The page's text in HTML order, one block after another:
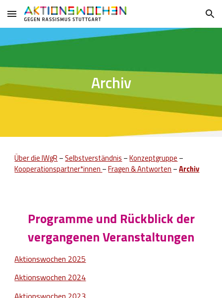
Skip to main content Skip to navigation
Archiv
Über die IWgR –Selbstverständnis –Konzeptgruppe –
Kooperationspartner*innen –Fragen & Antworten –Archiv
Programme und Rückblick der
vergangenen Veranstaltungen
Aktionswochen 2025
Aktionswochen 2024